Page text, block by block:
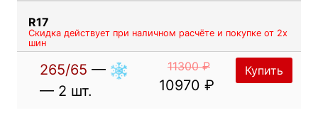
R17
Скидка действует при наличном расчёте и покупке от 2х
шин
265/65 —
— 2 шт.
11300 ₽
10970 ₽
Купить